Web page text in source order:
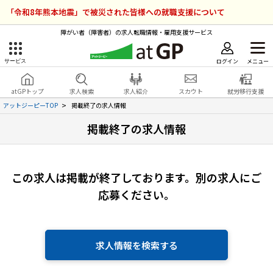
「令和8年熊本地震」で被災された皆様への就職支援について
障がい者（障害者）の求人転職情報・雇用支援サービス
サービス ログイン メニュー
atGPトップ 求人検索 求人紹介 スカウト
就労移行支援
アットジーピーTOP
掲載終了の求人情報
掲載終了の求人情報
この求人は掲載が終了しております。 別の求人にご
応募ください。
求人情報を検索する
障害者雇用のアットジーピー
サービスラインナップ
就転職支援サービス
ログイン 会員登録 無料
求人を紹介してもらう
スカウトを受ける